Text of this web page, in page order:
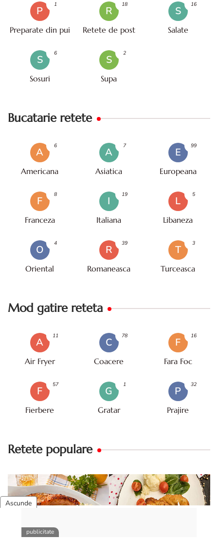
P
Preparate din pui
1
R
Retete de post
18
S
Salate
16
S
Sosuri
6
S
Supa
2
Bucatarie retete
A
Americana
6
A
Asiatica
7
E
Europeana
99
F
Franceza
8
I
Italiana
19
L
Libaneza
5
O
Oriental
4
R
Romaneasca
39
T
Turceasca
3
Mod gatire reteta
A
Air Fryer
11
C
Coacere
78
F
Fara Foc
16
F
Fierbere
57
G
Gratar
1
P
Prajire
32
Retete populare